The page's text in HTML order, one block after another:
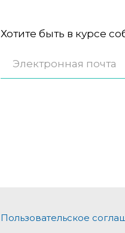
Хотите быть в курсе
Пользовательское